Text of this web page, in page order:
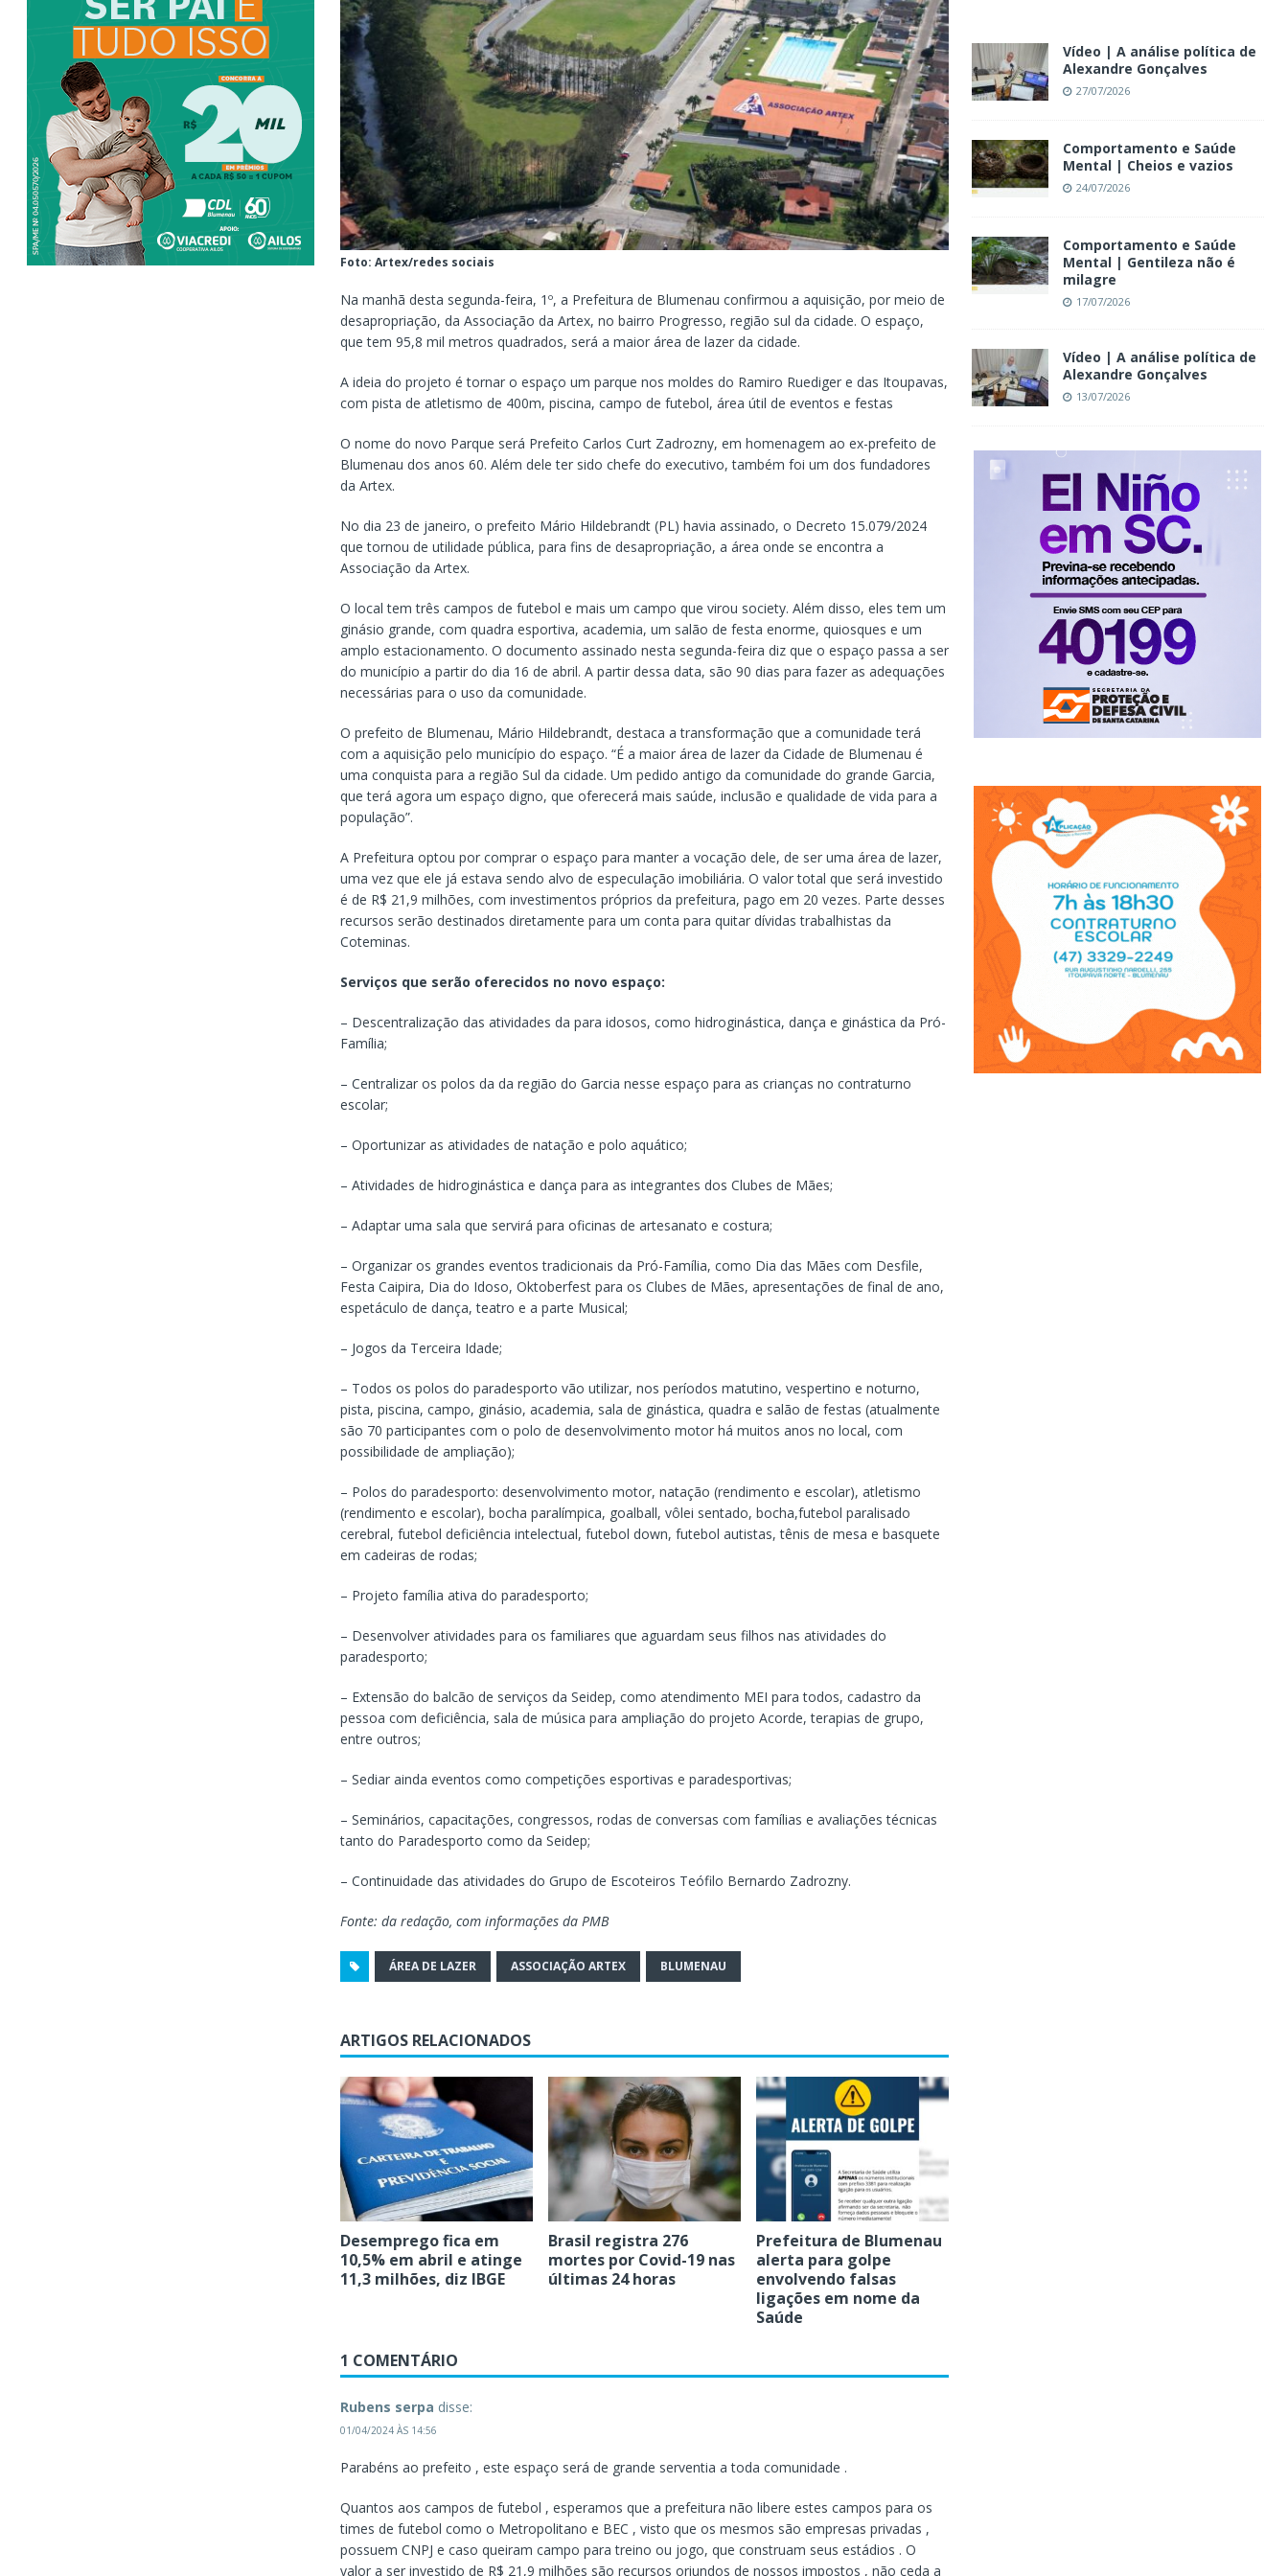
Foto: Artex/redes sociais
Na manhã desta segunda-feira, 1º, a Prefeitura de Blumenau confirmou a aquisição, por meio de
desapropriação, da Associação da Artex, no bairro Progresso, região sul da cidade. O espaço,
que tem 95,8 mil metros quadrados, será a maior área de lazer da cidade.
A ideia do projeto é tornar o espaço um parque nos moldes do Ramiro Ruediger e das Itoupavas,
com pista de atletismo de 400m, piscina, campo de futebol, área útil de eventos e festas
O nome do novo Parque será Prefeito Carlos Curt Zadrozny, em homenagem ao ex-prefeito de
Blumenau dos anos 60. Além dele ter sido chefe do executivo, também foi um dos fundadores
da Artex.
No dia 23 de janeiro, o prefeito Mário Hildebrandt (PL) havia assinado, o Decreto 15.079/2024
que tornou de utilidade pública, para fins de desapropriação, a área onde se encontra a
Associação da Artex.
O local tem três campos de futebol e mais um campo que virou society. Além disso, eles tem um
ginásio grande, com quadra esportiva, academia, um salão de festa enorme, quiosques e um
amplo estacionamento. O documento assinado nesta segunda-feira diz que o espaço passa a ser
do município a partir do dia 16 de abril. A partir dessa data, são 90 dias para fazer as adequações
necessárias para o uso da comunidade.
O prefeito de Blumenau, Mário Hildebrandt, destaca a transformação que a comunidade terá
com a aquisição pelo município do espaço. “É a maior área de lazer da Cidade de Blumenau é
uma conquista para a região Sul da cidade. Um pedido antigo da comunidade do grande Garcia,
que terá agora um espaço digno, que oferecerá mais saúde, inclusão e qualidade de vida para a
população”.
A Prefeitura optou por comprar o espaço para manter a vocação dele, de ser uma área de lazer,
uma vez que ele já estava sendo alvo de especulação imobiliária. O valor total que será investido
é de R$ 21,9 milhões, com investimentos próprios da prefeitura, pago em 20 vezes. Parte desses
recursos serão destinados diretamente para um conta para quitar dívidas trabalhistas da
Coteminas.
Serviços que serão oferecidos no novo espaço:
– Descentralização das atividades da para idosos, como hidroginástica, dança e ginástica da Pró-
Família;
– Centralizar os polos da da região do Garcia nesse espaço para as crianças no contraturno
escolar;
– Oportunizar as atividades de natação e polo aquático;
– Atividades de hidroginástica e dança para as integrantes dos Clubes de Mães;
– Adaptar uma sala que servirá para oficinas de artesanato e costura;
– Organizar os grandes eventos tradicionais da Pró-Família, como Dia das Mães com Desfile,
Festa Caipira, Dia do Idoso, Oktoberfest para os Clubes de Mães, apresentações de final de ano,
espetáculo de dança, teatro e a parte Musical;
– Jogos da Terceira Idade;
– Todos os polos do paradesporto vão utilizar, nos períodos matutino, vespertino e noturno,
pista, piscina, campo, ginásio, academia, sala de ginástica, quadra e salão de festas (atualmente
são 70 participantes com o polo de desenvolvimento motor há muitos anos no local, com
possibilidade de ampliação);
– Polos do paradesporto: desenvolvimento motor, natação (rendimento e escolar), atletismo
(rendimento e escolar), bocha paralímpica, goalball, vôlei sentado, bocha,futebol paralisado
cerebral, futebol deficiência intelectual, futebol down, futebol autistas, tênis de mesa e basquete
em cadeiras de rodas;
– Projeto família ativa do paradesporto;
– Desenvolver atividades para os familiares que aguardam seus filhos nas atividades do
paradesporto;
– Extensão do balcão de serviços da Seidep, como atendimento MEI para todos, cadastro da
pessoa com deficiência, sala de música para ampliação do projeto Acorde, terapias de grupo,
entre outros;
– Sediar ainda eventos como competições esportivas e paradesportivas;
– Seminários, capacitações, congressos, rodas de conversas com famílias e avaliações técnicas
tanto do Paradesporto como da Seidep;
– Continuidade das atividades do Grupo de Escoteiros Teófilo Bernardo Zadrozny.
Fonte: da redação, com informações da PMB
ÁREA DE LAZER ASSOCIAÇÃO ARTEX BLUMENAU
ARTIGOS RELACIONADOS
Desemprego fica em
10,5% em abril e atinge
11,3 milhões, diz IBGE
Brasil registra 276
mortes por Covid-19 nas
últimas 24 horas
Prefeitura de Blumenau
alerta para golpe
envolvendo falsas
ligações em nome da
Saúde
1 COMENTÁRIO
Rubens serpa disse:
01/04/2024 ÀS 14:56
Parabéns ao prefeito , este espaço será de grande serventia a toda comunidade .
Quantos aos campos de futebol , esperamos que a prefeitura não libere estes campos para os
times de futebol como o Metropolitano e BEC , visto que os mesmos são empresas privadas ,
possuem CNPJ e caso queiram campo para treino ou jogo, que construam seus estádios . O
valor a ser investido de R$ 21,9 milhões são recursos oriundos de nossos impostos , não ceda a
Vídeo | A análise política de
Alexandre Gonçalves
27/07/2026
Comportamento e Saúde
Mental | Cheios e vazios
24/07/2026
Comportamento e Saúde
Mental | Gentileza não é
milagre
17/07/2026
Vídeo | A análise política de
Alexandre Gonçalves
13/07/2026